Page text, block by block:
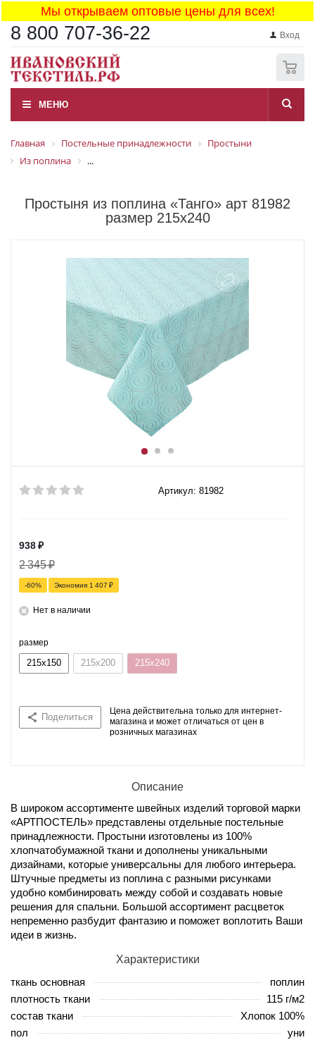
Мы открываем оптовые цены для всех!
8 800 707-36-22 Вход
МЕНЮ
Главная Постельные принадлежности
Простыни
Из поплина
...
Простыня из поплина «Танго» арт 81982
размер 215x240
Артикул: 81982
938₽
2 345₽
-60% Экономия 1 407 ₽
Нет в наличии
размер
215x150 215x200 215x240
Поделиться
Цена действительна только для интернет-
магазина и может отличаться от цен в
розничных магазинах
Описание
В широком ассортименте швейных изделий торговой марки
«АРТПОСТЕЛЬ» представлены отдельные постельные
принадлежности. Простыни изготовлены из 100%
хлопчатобумажной ткани и дополнены уникальными
дизайнами, которые универсальны для любого интерьера.
Штучные предметы из поплина с разными рисунками
удобно комбинировать между собой и создавать новые
решения для спальни. Большой ассортимент расцветок
непременно разбудит фантазию и поможет воплотить Ваши
идеи в жизнь.
Характеристики
ткань основная
поплин
плотность ткани
115 г/м2
состав ткани
Хлопок 100%
пол
уни